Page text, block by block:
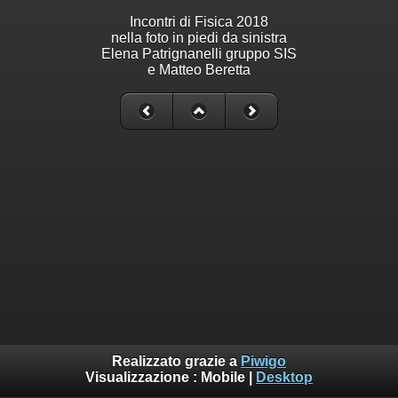
Incontri di Fisica 2018
nella foto in piedi da sinistra
Elena Patrignanelli gruppo SIS
e Matteo Beretta
Realizzato grazie a Piwigo
Visualizzazione : Mobile Desktop